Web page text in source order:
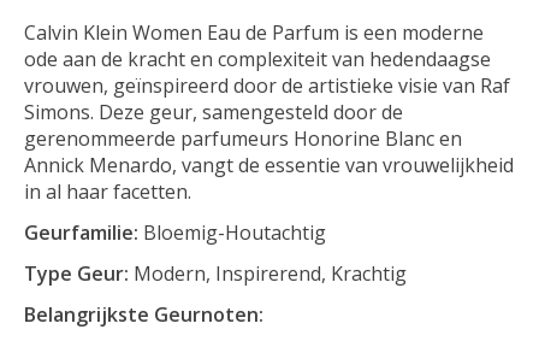
Calvin Klein Women Eau de Parfum is een moderne
ode aan de kracht en complexiteit van hedendaagse
vrouwen, geïnspireerd door de artistieke visie van Raf
Simons. Deze geur, samengesteld door de
gerenommeerde parfumeurs Honorine Blanc en
Annick Menardo, vangt de essentie van vrouwelijkheid
in al haar facetten.
Geurfamilie: Bloemig-Houtachtig
Type Geur: Modern, Inspirerend, Krachtig
Belangrijkste Geurnoten: